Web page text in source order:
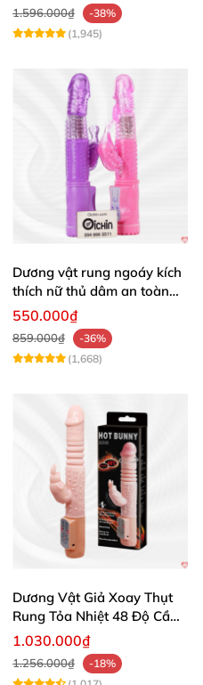
1.596.000₫
-38%
(1,945)
Dương vật rung ngoáy kích
thích nữ thủ dâm an toàn
cao cấp
550.000₫
859.000₫
-36%
(1,668)
Dương Vật Giả Xoay Thụt
Rung Tỏa Nhiệt 48 Độ Cầm
Tay Hot Bunny
1.030.000₫
1.256.000₫
-18%